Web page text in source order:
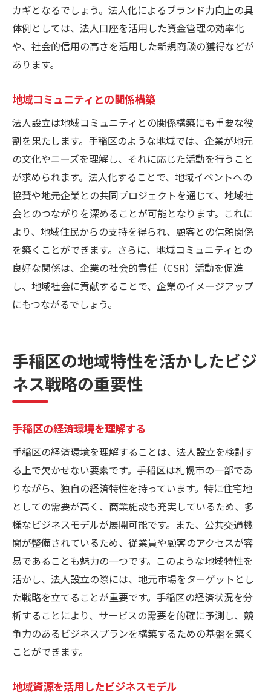
カギとなるでしょう。法人化によるブランド力向上の具
体例としては、法人口座を活用した資金管理の効率化
や、社会的信用の高さを活用した新規商談の獲得などが
あります。
地域コミュニティとの関係構築
法人設立は地域コミュニティとの関係構築にも重要な役
割を果たします。手稲区のような地域では、企業が地元
の文化やニーズを理解し、それに応じた活動を行うこと
が求められます。法人化することで、地域イベントへの
協賛や地元企業との共同プロジェクトを通じて、地域社
会とのつながりを深めることが可能となります。これに
より、地域住民からの支持を得られ、顧客との信頼関係
を築くことができます。さらに、地域コミュニティとの
良好な関係は、企業の社会的責任（CSR）活動を促進
し、地域社会に貢献することで、企業のイメージアップ
にもつながるでしょう。
手稲区の地域特性を活かしたビジ
ネス戦略の重要性
手稲区の経済環境を理解する
手稲区の経済環境を理解することは、法人設立を検討す
る上で欠かせない要素です。手稲区は札幌市の一部であ
りながら、独自の経済特性を持っています。特に住宅地
としての需要が高く、商業施設も充実しているため、多
様なビジネスモデルが展開可能です。また、公共交通機
関が整備されているため、従業員や顧客のアクセスが容
易であることも魅力の一つです。このような地域特性を
活かし、法人設立の際には、地元市場をターゲットとし
た戦略を立てることが重要です。手稲区の経済状況を分
析することにより、サービスの需要を的確に予測し、競
争力のあるビジネスプランを構築するための基盤を築く
ことができます。
地域資源を活用したビジネスモデル